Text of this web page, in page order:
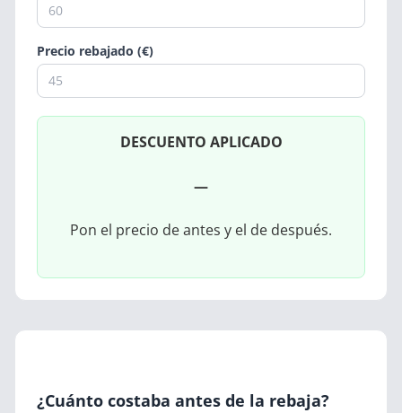
Precio rebajado (€)
DESCUENTO APLICADO
—
Pon el precio de antes y el de después.
¿Cuánto costaba antes de la rebaja?